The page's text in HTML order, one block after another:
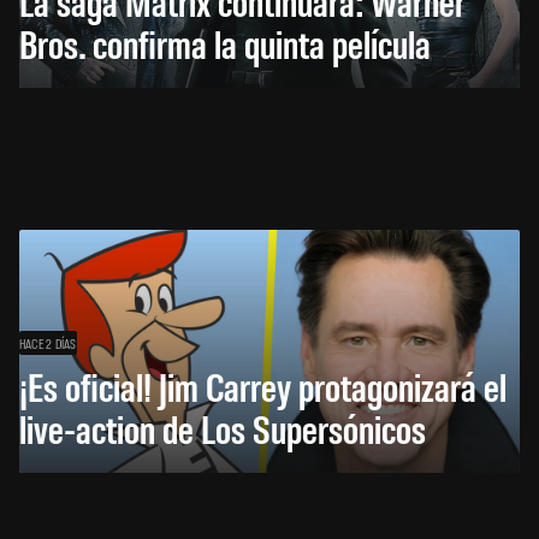
Bros. confirma la quinta película
HACE 2 DÍAS
¡Es oficial! Jim Carrey protagonizará el
live-action de Los Supersónicos